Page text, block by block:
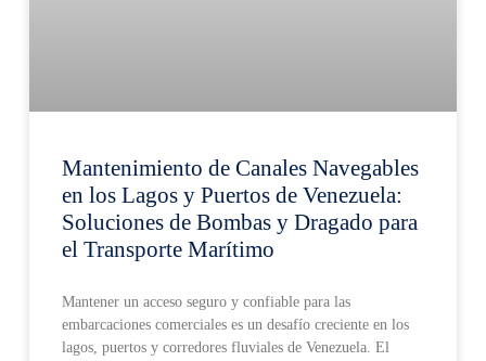
Mantenimiento de Canales Navegables
en los Lagos y Puertos de Venezuela:
Soluciones de Bombas y Dragado para
el Transporte Marítimo
Mantener un acceso seguro y confiable para las
embarcaciones comerciales es un desafío creciente en los
lagos, puertos y corredores fluviales de Venezuela. El